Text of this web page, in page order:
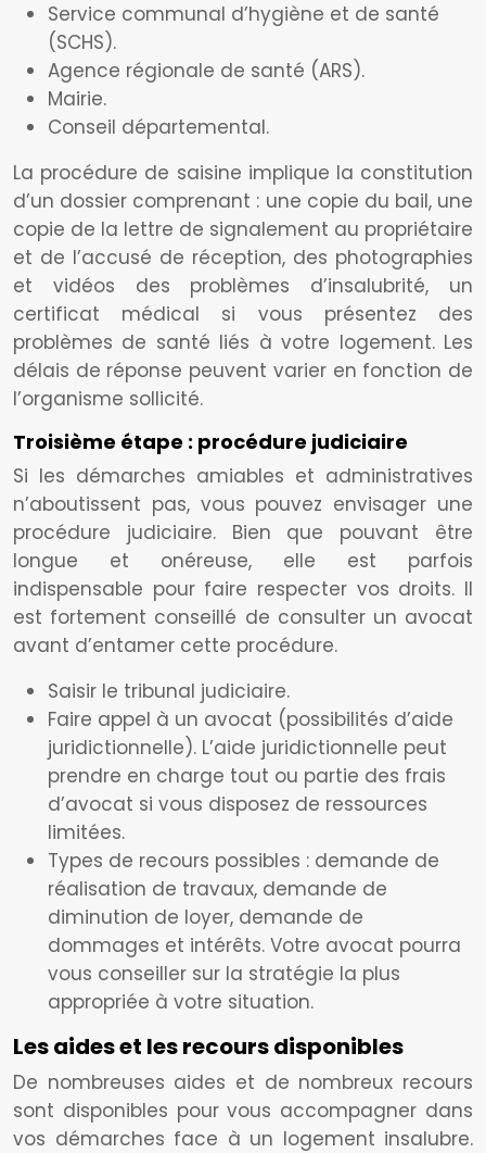
Service communal d’hygiène et de santé
(SCHS).
Agence régionale de santé (ARS).
Mairie.
Conseil départemental.
La procédure de saisine implique la constitution
d’un dossier comprenant : une copie du bail, une
copie de la lettre de signalement au propriétaire
et de l’accusé de réception, des photographies
et vidéos des problèmes d’insalubrité, un
certificat médical si vous présentez des
problèmes de santé liés à votre logement. Les
délais de réponse peuvent varier en fonction de
l’organisme sollicité.
Troisième étape : procédure judiciaire
Si les démarches amiables et administratives
n’aboutissent pas, vous pouvez envisager une
procédure judiciaire. Bien que pouvant être
longue et onéreuse, elle est parfois
indispensable pour faire respecter vos droits. Il
est fortement conseillé de consulter un avocat
avant d’entamer cette procédure.
Saisir le tribunal judiciaire.
Faire appel à un avocat (possibilités d’aide
juridictionnelle). L’aide juridictionnelle peut
prendre en charge tout ou partie des frais
d’avocat si vous disposez de ressources
limitées.
Types de recours possibles : demande de
réalisation de travaux, demande de
diminution de loyer, demande de
dommages et intérêts. Votre avocat pourra
vous conseiller sur la stratégie la plus
appropriée à votre situation.
Les aides et les recours disponibles
De nombreuses aides et de nombreux recours
sont disponibles pour vous accompagner dans
vos démarches face à un logement insalubre.